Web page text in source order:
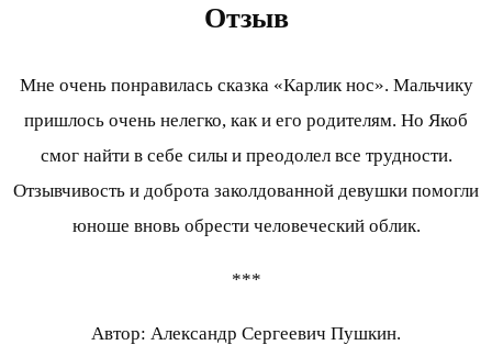
Отзыв
Мне очень понравилась сказка «Карлик нос». Мальчику
пришлось очень нелегко, как и его родителям. Но Якоб
смог найти в себе силы и преодолел все трудности.
Отзывчивость и доброта заколдованной девушки помогли
юноше вновь обрести человеческий облик.
***
Автор: Александр Сергеевич Пушкин.